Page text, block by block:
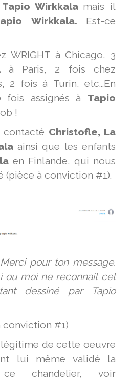
Tapio Wirkkala mais il
Wirkkala. Est-ce
WRIGHT à Chicago, 3
à Paris, 2 fois chez
2 fois à Turin, etc...En
assignés à Tapio
!
contacté Christofle, La
ainsi que les enfants
en Finlande, qui nous
(pièce à conviction #1).
pour ton message.
ou moi ne reconnait cet
dessiné par Tapio
conviction #1)
de cette oeuvre
lui même validé la
chandelier, voir